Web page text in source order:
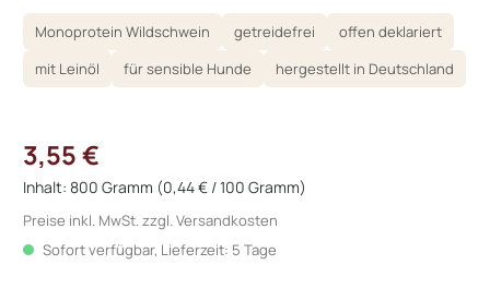
Monoprotein Wildschwein getreidefrei
offen deklariert
mit Leinöl
für sensible Hunde hergestellt in Deutschland
3,55 €
Inhalt: 800 Gramm (0,44 € / 100 Gramm)
Preise inkl. MwSt. zzgl. Versandkosten
Sofort verfügbar, Lieferzeit: 5 Tage